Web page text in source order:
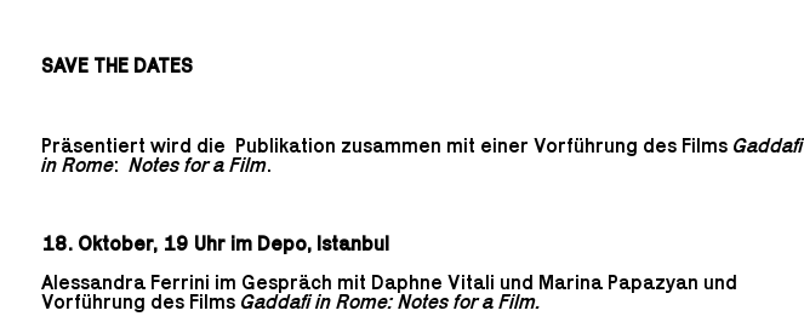
SAVE THE DATES
Präsentiert wird die Publikation zusammen mit einer Vorführung des Films Gaddafi
in Rome: Notes for a Film.
18. Oktober, 19 Uhr im Depo, Istanbul
Alessandra Ferrini im Gespräch mit Daphne Vitali und Marina Papazyan und
Vorführung des Films Gaddafi in Rome: Notes for a Film.